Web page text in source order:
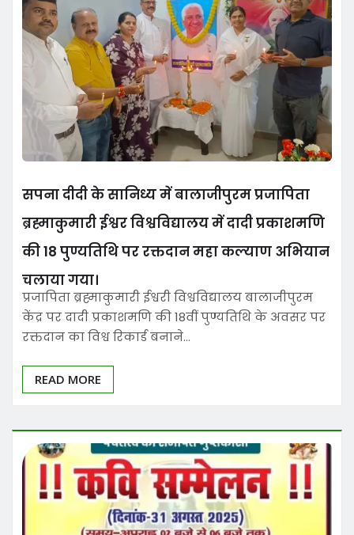
सपना दीदी के सानिध्य में बालाजीपुरम प्रजापिता
ब्रह्माकुमारी ईश्वर विश्वविद्यालय में दादी प्रकाशमणि
की 18 पुण्यतिथि पर रक्तदान महा कल्याण अभियान
चलाया गया।
प्रजापिता ब्रह्माकुमारी ईश्वरी विश्वविद्यालय बालाजीपुरम
केंद्र पर दादी प्रकाशमणि की 18वीं पुण्यतिथि के अवसर पर
रक्तदान का विश्व रिकार्ड बनाने…
READ MORE